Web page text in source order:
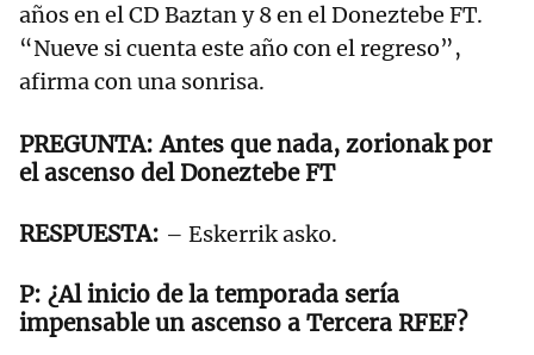
años en el CD Baztan y 8 en el Doneztebe FT.
“Nueve si cuenta este año con el regreso”,
afirma con una sonrisa.
Antes que nada, zorionak por
el ascenso del Doneztebe FT
– Eskerrik asko.
¿Al inicio de la temporada sería
impensable un ascenso a Tercera RFEF?